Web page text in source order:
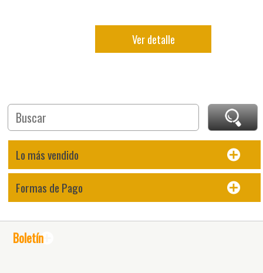
Ver detalle
Lo más vendido
Formas de Pago
Boletín